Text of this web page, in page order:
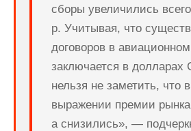
сборы увеличились
р. Учитывая, что
договоров в
заключается в
нельзя не заметить, что
выражении премии
а снизились», —